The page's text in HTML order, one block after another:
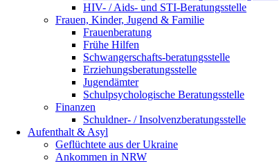
HIV- / Aids- und STI-Beratungsstelle
Frauen, Kinder, Jugend & Familie
Frauenberatung
Frühe Hilfen
Schwangerschafts-beratungsstelle
Erziehungsberatungsstelle
Jugendämter
Schulpsychologische Beratungsstelle
Finanzen
Schuldner- / Insolvenzberatungsstelle
Aufenthalt & Asyl
Geflüchtete aus der Ukraine
Ankommen in NRW